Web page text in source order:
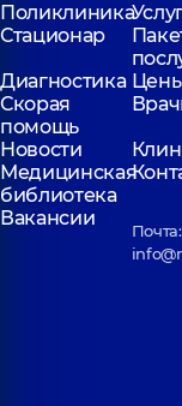
Поликлиника
Стационар
Диагностика
Скорая
помощь
Новости
Медицинская
библиотека
Вакансии
Почта: